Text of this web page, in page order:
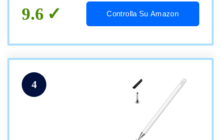
Smartphones&Tablet
9.6 Controlla Su Amazon
4